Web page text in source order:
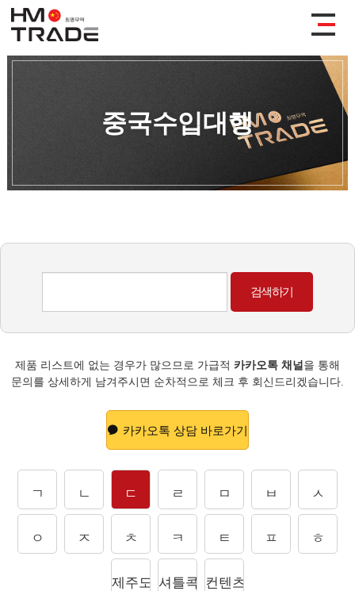
중국수입대행
제품 리스트에 없는 경우가 많으므로 가급적 카카오톡 채널 을 통해
문의를 상세하게 남겨주시면 순차적으로 체크 후 회신드리겠습니다.
카카오톡 상담 바로가기
ㄱ ㄴ ㄷ ㄹ ㅁ ㅂ ㅅ
ㅇ ㅈ ㅊ ㅋ ㅌ ㅍ ㅎ
제주도상품셔틀콕 컨텐츠